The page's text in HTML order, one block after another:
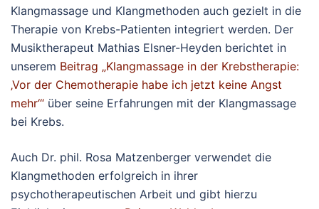
Klangmassage und Klangmethoden auch gezielt in die
Therapie von Krebs-Patienten integriert werden. Der
Musiktherapeut Mathias Elsner-Heyden berichtet in
unserem Beitrag „Klangmassage in der Krebstherapie:
‚Vor der Chemotherapie habe ich jetzt keine Angst
mehr‘“ über seine Erfahrungen mit der Klangmassage
bei Krebs.
Auch Dr. phil. Rosa Matzenberger verwendet die
Klangmethoden erfolgreich in ihrer
psychotherapeutischen Arbeit und gibt hierzu